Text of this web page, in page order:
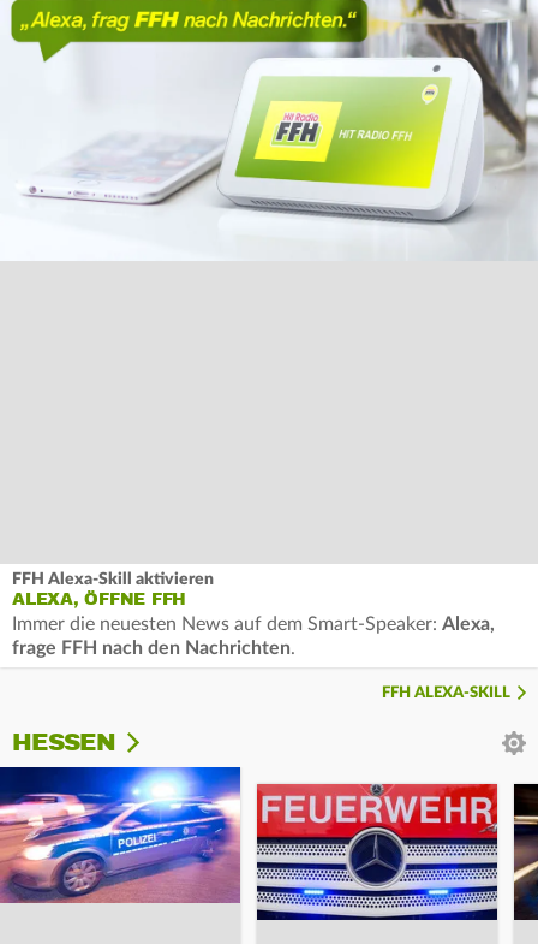
FFH Alexa-Skill aktivieren
ALEXA, ÖFFNE FFH
Immer die neuesten News auf dem Smart-Speaker: Alexa,
frage FFH nach den Nachrichten.
FFH ALEXA-SKILL
HESSEN